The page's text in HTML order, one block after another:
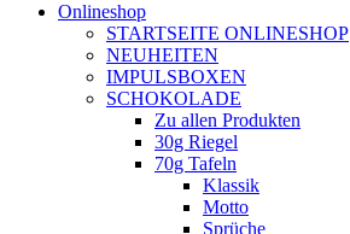
Onlineshop
STARTSEITE ONLINESHOP
NEUHEITEN
IMPULSBOXEN
SCHOKOLADE
Zu allen Produkten
30g Riegel
70g Tafeln
Klassik
Motto
Sprüche